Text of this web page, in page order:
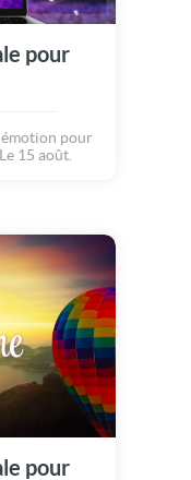
pour
pour
15 août.
pour